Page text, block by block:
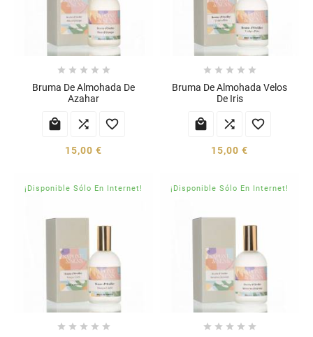
    
Bruma De Almohada De
Azahar
  
15,00 €
    
Bruma De Almohada Velos
De Iris
  
15,00 €
¡Disponible Sólo En Internet!
    
¡Disponible Sólo En Internet!
    